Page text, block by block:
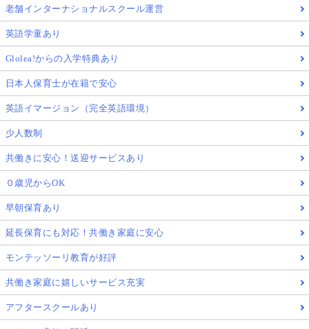
老舗インターナショナルスクール運営
英語学童あり
Glolea!からの入学特典あり
日本人保育士が在籍で安心
英語イマージョン（完全英語環境）
少人数制
共働きに安心！送迎サービスあり
０歳児からOK
早朝保育あり
延長保育にも対応！共働き家庭に安心
モンテッソーリ教育が好評
共働き家庭に嬉しいサービス充実
アフタースクールあり